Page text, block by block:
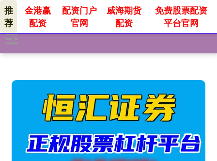
推
荐
金港赢
配资
配资门户
官网
威海期货
配资
免费股票配资
平台官网